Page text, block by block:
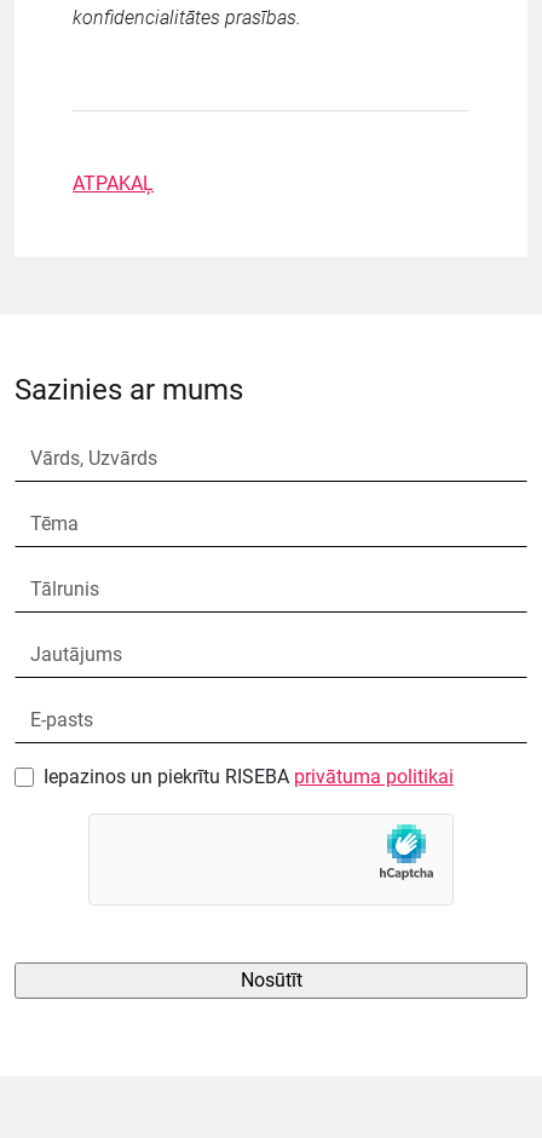
konfidencialitātes prasības.
ATPAKAĻ
Sazinies ar mums
Iepazinos un piekrītu RISEBA privātuma politikai